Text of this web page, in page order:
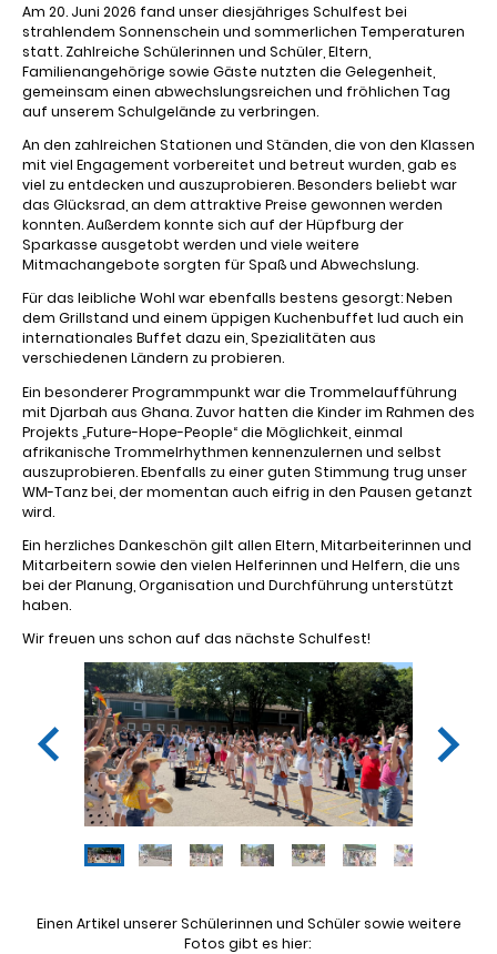
Am 20. Juni 2026 fand unser diesjähriges Schulfest bei
strahlendem Sonnenschein und sommerlichen Temperaturen
statt. Zahlreiche Schülerinnen und Schüler, Eltern,
Familienangehörige sowie Gäste nutzten die Gelegenheit,
gemeinsam einen abwechslungsreichen und fröhlichen Tag
auf unserem Schulgelände zu verbringen.
An den zahlreichen Stationen und Ständen, die von den Klassen
mit viel Engagement vorbereitet und betreut wurden, gab es
viel zu entdecken und auszuprobieren. Besonders beliebt war
das Glücksrad, an dem attraktive Preise gewonnen werden
konnten. Außerdem konnte sich auf der Hüpfburg der
Sparkasse ausgetobt werden und viele weitere
Mitmachangebote sorgten für Spaß und Abwechslung.
Für das leibliche Wohl war ebenfalls bestens gesorgt: Neben
dem Grillstand und einem üppigen Kuchenbuffet lud auch ein
internationales Buffet dazu ein, Spezialitäten aus
verschiedenen Ländern zu probieren.
Ein besonderer Programmpunkt war die Trommelaufführung
mit Djarbah aus Ghana. Zuvor hatten die Kinder im Rahmen des
Projekts „Future-Hope-People“ die Möglichkeit, einmal
afrikanische Trommelrhythmen kennenzulernen und selbst
auszuprobieren. Ebenfalls zu einer guten Stimmung trug unser
WM-Tanz bei, der momentan auch eifrig in den Pausen getanzt
wird.
Ein herzliches Dankeschön gilt allen Eltern, Mitarbeiterinnen und
Mitarbeitern sowie den vielen Helferinnen und Helfern, die uns
bei der Planung, Organisation und Durchführung unterstützt
haben.
Wir freuen uns schon auf das nächste Schulfest!
Einen Artikel unserer Schülerinnen und Schüler sowie weitere
Fotos gibt es hier: